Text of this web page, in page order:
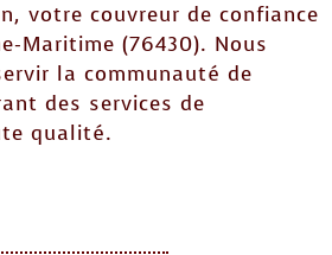
votre couvreur de confiance
Maritime (76430). Nous
la communauté de
des services de
qualité.